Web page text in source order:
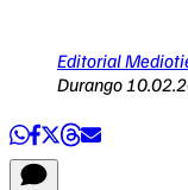
Editorial
Durango